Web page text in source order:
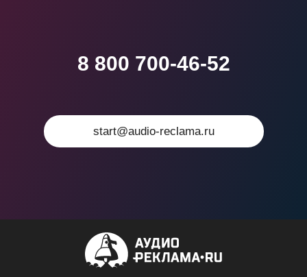
8 800 700-46-52
start@audio-reclama.ru